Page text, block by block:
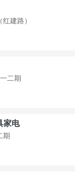
建路）
二期
家电
期